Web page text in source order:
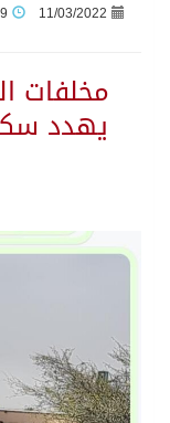
حالة الطقس
11/03/2022
مخلفات
يهدد